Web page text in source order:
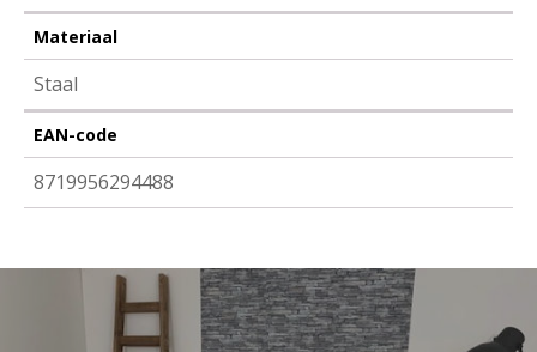
Materiaal
Staal
EAN-code
8719956294488